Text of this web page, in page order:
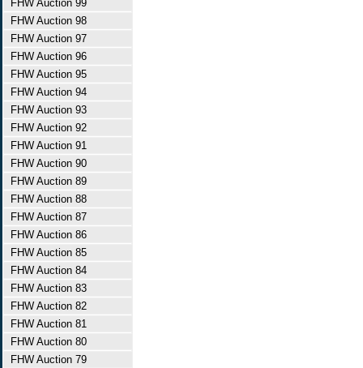
FHW Auction 99
FHW Auction 98
FHW Auction 97
FHW Auction 96
FHW Auction 95
FHW Auction 94
FHW Auction 93
FHW Auction 92
FHW Auction 91
FHW Auction 90
FHW Auction 89
FHW Auction 88
FHW Auction 87
FHW Auction 86
FHW Auction 85
FHW Auction 84
FHW Auction 83
FHW Auction 82
FHW Auction 81
FHW Auction 80
FHW Auction 79